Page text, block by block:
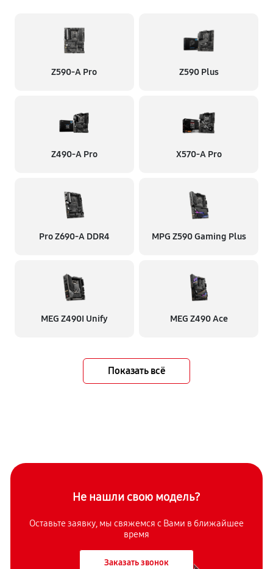
Z590-A Pro Z590 Plus
Z490-A Pro X570-A Pro
Pro Z690-A DDR4 MPG Z590 Gaming Plus
MEG Z490I Unify MEG Z490 Ace
Показать всё
Не нашли свою модель?
Оставьте заявку, мы свяжемся с Вами в ближайшее
время
Заказать звонок